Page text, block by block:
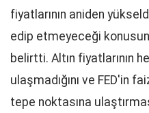
fiyatlarının aniden
edip etmeyeceği
belirtti. Altın fiyatlarının
ulaşmadığını ve FED'in
tepe noktasına